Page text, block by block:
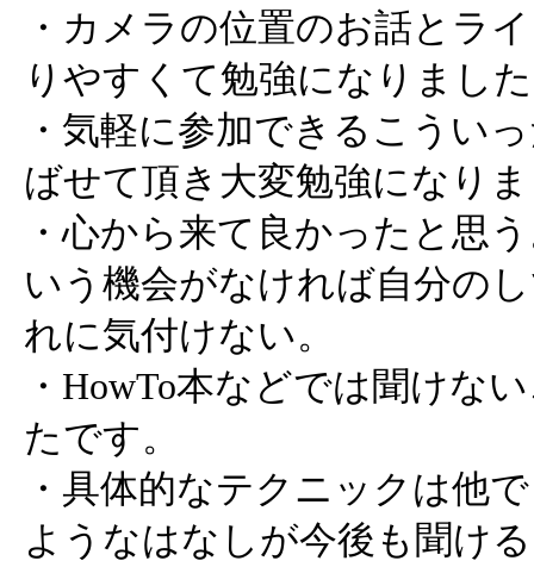
・カメラの位置のお話とラ
りやすくて勉強になりまし
・気軽に参加できるこうい
ばせて頂き大変勉強になり
・心から来て良かったと思
いう機会がなければ自分の
れに気付けない。
・HowTo本などでは聞けな
たです。
・具体的なテクニックは他
ようなはなしが今後も聞け